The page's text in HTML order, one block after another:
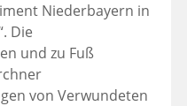
Niederbayern in
Die
und zu Fuß
von Verwundeten